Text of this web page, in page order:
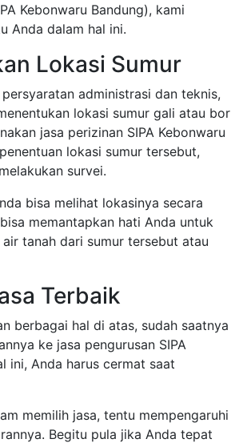
Kebonwaru Bandung), kami
Anda dalam hal ini.
Lokasi Sumur
administrasi dan teknis,
lokasi sumur gali atau bor
jasa perizinan SIPA Kebonwaru
lokasi sumur tersebut,
survei.
bisa melihat lokasinya secara
memantapkan hati Anda untuk
tanah dari sumur tersebut atau
Terbaik
berbagai hal di atas, sudah saatnya
ke jasa pengurusan SIPA
ini, Anda harus cermat saat
memilih jasa, tentu mempengaruhi
Begitu pula jika Anda tepat